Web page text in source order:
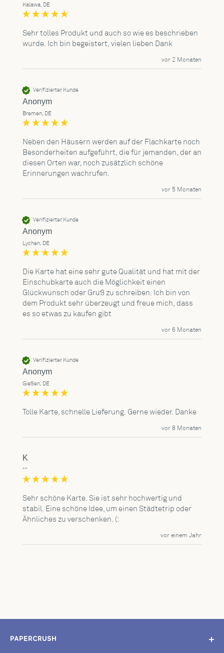
Kalawa, DE
Sehr tolles Produkt und auch so wie es beschrieben
wurde. Ich bin begeistert, vielen lieben Dank
vor 2 Monaten
Verifizierter Kunde
Anonym
Bremen, DE
Neben den Häusern werden auf der Flachkarte noch
Besonderheiten aufgeführt, die für jemanden, der an
diesen Orten war, noch zusätzlich schöne
Erinnerungen wachrufen.
vor 5 Monaten
Verifizierter Kunde
Anonym
Lychen, DE
Die Karte hat eine sehr gute Qualität und hat mit der
Einschubkarte auch die Möglichkeit einen
Glückwunsch oder Gruß zu schreiben. Ich bin von
dem Produkt sehr überzeugt und freue mich, dass
es so etwas zu kaufen gibt
vor 6 Monaten
Verifizierter Kunde
Anonym
Gießen, DE
Tolle Karte, schnelle Lieferung. Gerne wieder. Danke
vor 8 Monaten
K
""
Sehr schöne Karte. Sie ist sehr hochwertig und
stabil. Eine schöne Idee, um einen Städtetrip oder
Ähnliches zu verschenken. (:
vor einem Jahr
PAPERCRUSH